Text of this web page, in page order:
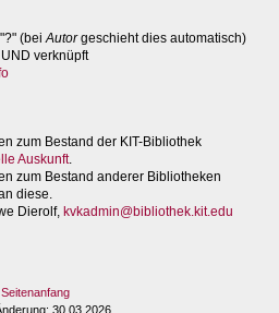
(bei Autorgeschieht dies automatisch)
verknüpft
zum Bestand der KIT-Bibliothek
Auskunft.
zum Bestand anderer Bibliotheken
diese.
Dierolf, kvkadmin@bibliothek.kit.edu
Seitenanfang
: 30.03.2026